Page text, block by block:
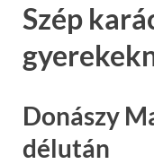
Szép
Donászy
délután